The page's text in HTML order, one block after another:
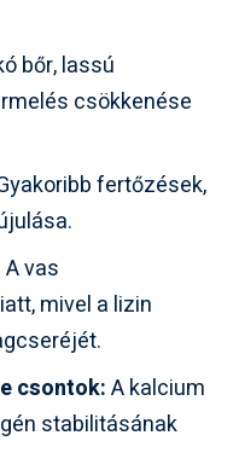
bőr, lassú
csökkenése
fertőzések,
A vas
mivel a lizin
csontok:A kalcium
stabilitásának